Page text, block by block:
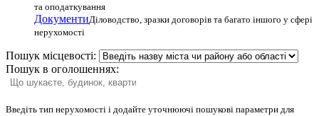
та оподаткування
ДокументиДіловодство, зразки договорів та багато іншого у сфері
нерухомості
Пошук місцевості:
Пошук в оголошеннях:
Введіть тип нерухомості і додайте уточнюючі пошукові параметри для